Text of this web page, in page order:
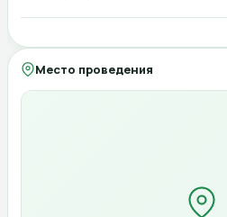
Место проведения
Компания
Отмена
Город (для офлайн)
Адрес (для офлайн)